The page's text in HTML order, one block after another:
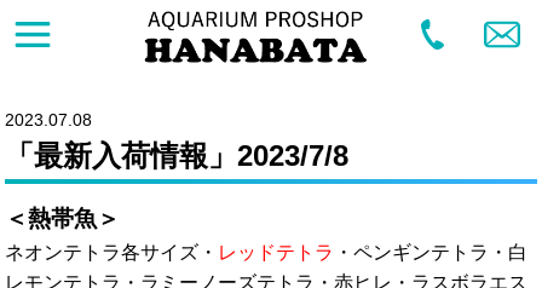
2023.07.08
「最新入荷情報」2023/7/8
＜熱帯魚＞
ネオンテトラ各サイズ・ レッドテトラ ・ペンギンテトラ・白
レモンテトラ・ラミーノーズテトラ・赤ヒレ・ラスボラエス